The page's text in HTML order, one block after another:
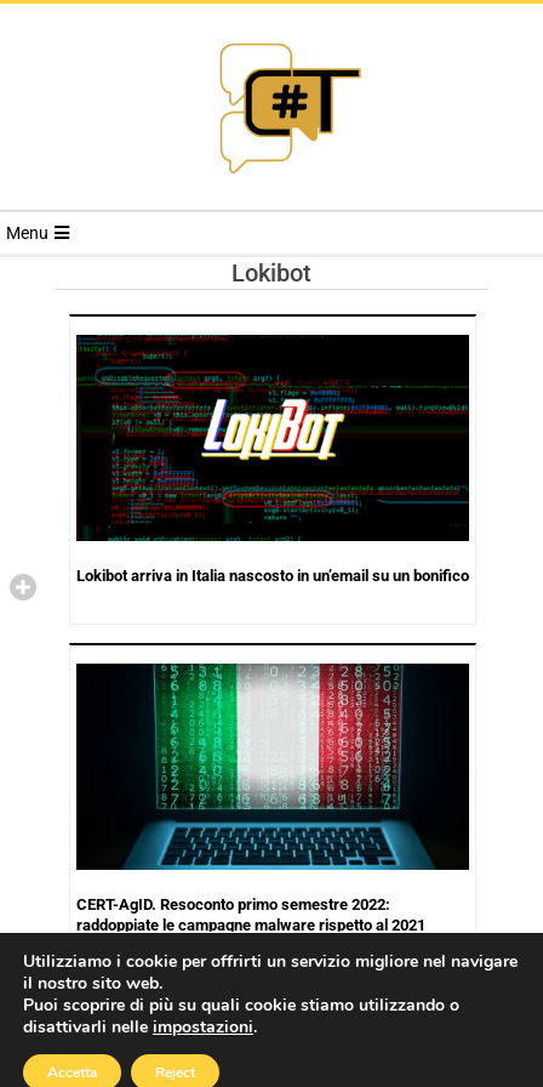
RIVISTA
TRENDS
Menu
Lokibot
Lokibot arriva in Italia nascosto in un’email su un bonifico
CERT-AgID. Resoconto primo semestre 2022:
raddoppiate le campagne malware rispetto al 2021
Copyright © 2026
Utilizziamo i cookie per offrirti un servizio migliore nel navigare
il nostro sito web.
Puoi scoprire di più su quali cookie stiamo utilizzando o
disattivarli nelle impostazioni.
Accetta Reject